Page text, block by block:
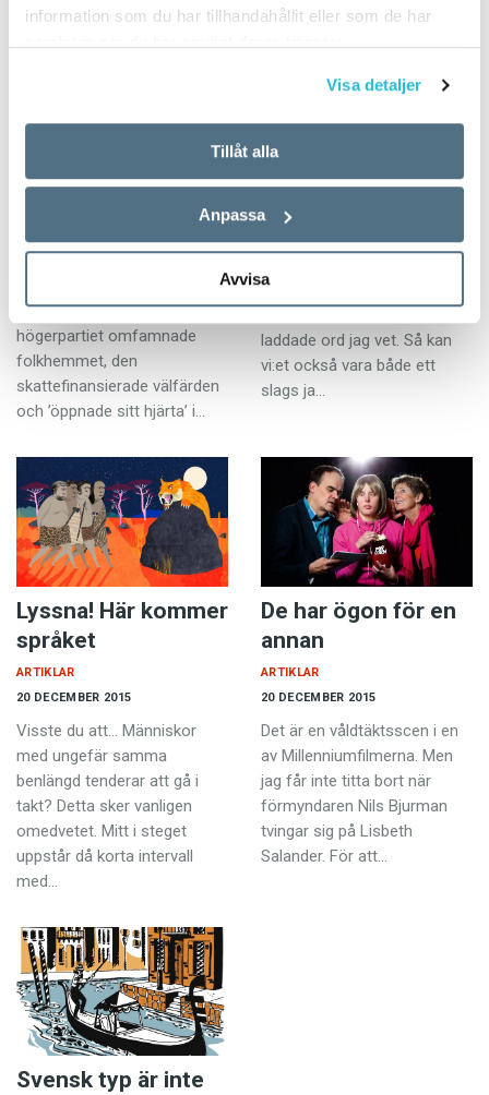
information som du har tillhandahållit eller som de har
Visa detaljer
Tillåt alla
Anpassa
Avvisa
Hem ljuva folkhem
För tolv år sen drev Fredrik
Nya Moderaterna. Det gamla
högerpartiet omfamnade
folkhemmet, den
skattefinansierade välfärden
och ’öppnade sitt hjärta’ i…
Glöm inte bort vilka
20 DECEMBER 2015
Tillsammans med ja, nej och
laddade ord jag vet. Så kan
vi:et också vara både ett
slags ja…
Lyssna! Här kommer
språket
20 DECEMBER 2015
ARTIKLAR
Visste du att… Människor
med ungefär samma
benlängd tenderar att gå i
takt? Detta sker vanligen
omedvetet. Mitt i steget
uppstår då korta intervall
med…
De har ögon för en
annan
20 DECEMBER 2015
ARTIKLAR
Det är en våldtäktsscen i en
av Millenniumfilmerna. Men
jag får inte titta bort när
förmyndaren Nils Bjurman
tvingar sig på Lisbeth
Salander. För att…
Svensk typ är inte